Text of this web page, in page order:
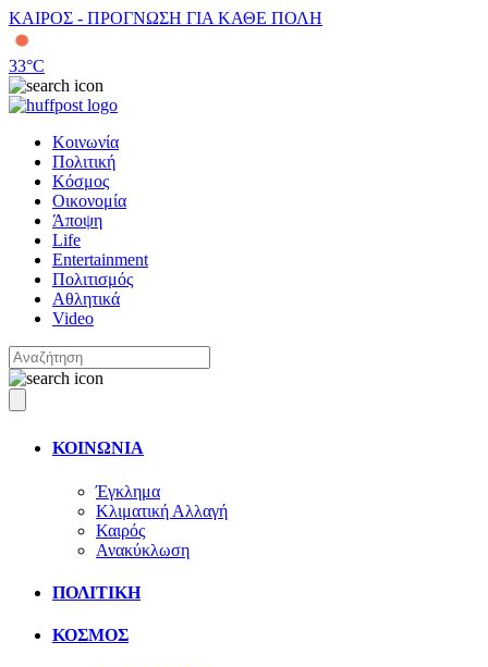
ΚΑΙΡΟΣ - ΠΡΟΓΝΩΣΗ ΓΙΑ ΚΑΘΕ ΠΟΛΗ
33°C
Κοινωνία
Πολιτική
Κόσμος
Οικονομία
Άποψη
Life
Entertainment
Πολιτισμός
Αθλητικά
Video
ΚΟΙΝΩΝΙΑ
Έγκλημα
Κλιματική Αλλαγή
Καιρός
Ανακύκλωση
ΠΟΛΙΤΙΚΗ
ΚΟΣΜΟΣ